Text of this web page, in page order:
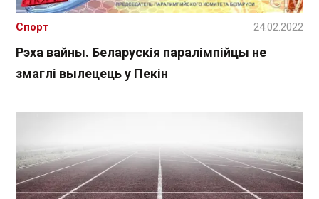
Рэха вайны. Беларускія паралімпійцы не
змаглі вылецець у Пекін
Спорт 24.02.2022